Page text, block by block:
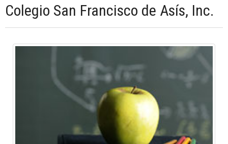
Colegio San Francisco de Asís, Inc.